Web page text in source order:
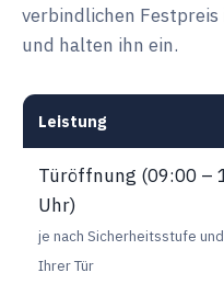
verbindlichen
und halten ihn ein.
Leistung
Türöffnung (09:00 –
Uhr)
je nach Sicherheitsstufe
Ihrer Tür